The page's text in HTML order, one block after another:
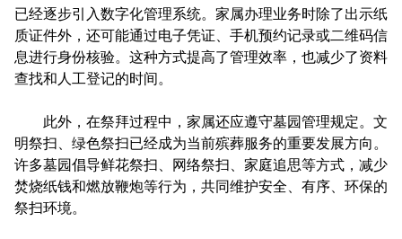
已经逐步引入数字化管理系统。家属办理业务时除了出示纸
质证件外，还可能通过电子凭证、手机预约记录或二维码信
息进行身份核验。这种方式提高了管理效率，也减少了资料
查找和人工登记的时间。
此外，在祭拜过程中，家属还应遵守墓园管理规定。文
明祭扫、绿色祭扫已经成为当前殡葬服务的重要发展方向。
许多墓园倡导鲜花祭扫、网络祭扫、家庭追思等方式，减少
焚烧纸钱和燃放鞭炮等行为，共同维护安全、有序、环保的
祭扫环境。